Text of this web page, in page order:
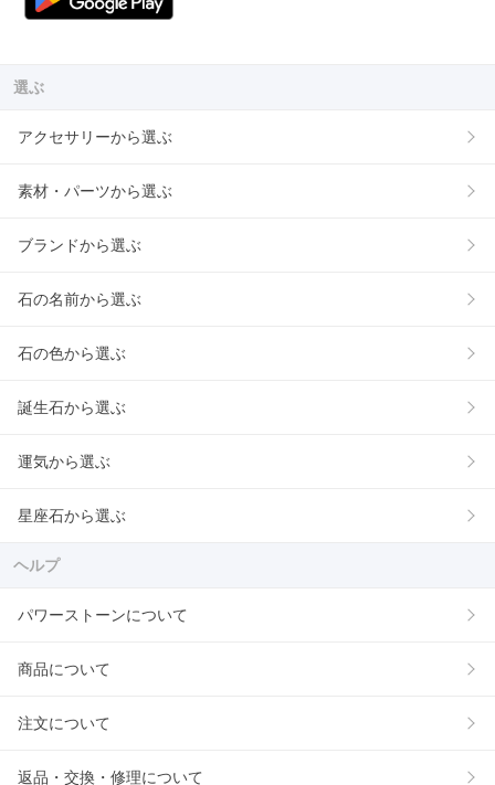
選ぶ
アクセサリーから選ぶ
素材・パーツから選ぶ
ブランドから選ぶ
石の名前から選ぶ
石の色から選ぶ
誕生石から選ぶ
運気から選ぶ
星座石から選ぶ
ヘルプ
パワーストーンについて
商品について
注文について
返品・交換・修理について